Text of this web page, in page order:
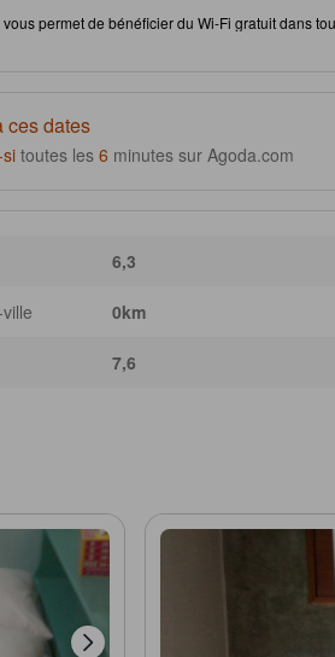
permet de bénéficier du Wi-Fi gratuit dans
dans Hangnam-dong, à proximité des attractions
ces dates
toutes les 6 minutes sur Agoda.com
6,3
0km
7,6